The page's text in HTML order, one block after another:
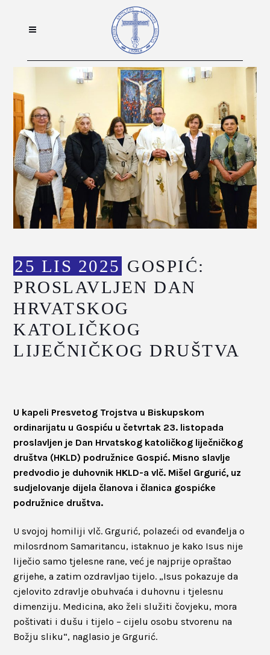
25 LIS 2025 GOSPIĆ:
PROSLAVLJEN DAN
HRVATSKOG
KATOLIČKOG
LIJEČNIČKOG DRUŠTVA
U kapeli Presvetog Trojstva u Biskupskom
ordinarijatu u Gospiću u četvrtak 23. listopada
proslavljen je Dan Hrvatskog katoličkog liječničkog
društva (HKLD) podružnice Gospić. Misno slavlje
predvodio je duhovnik HKLD-a vlč. Mišel Grgurić, uz
sudjelovanje dijela članova i članica gospićke
podružnice društva.
U svojoj homiliji vlč. Grgurić, polazeći od evanđelja o
milosrdnom Samaritancu, istaknuo je kako Isus nije
liječio samo tjelesne rane, već je najprije opraštao
grijehe, a zatim ozdravljao tijelo. „Isus pokazuje da
cjelovito zdravlje obuhvaća i duhovnu i tjelesnu
dimenziju. Medicina, ako želi služiti čovjeku, mora
poštivati i dušu i tijelo – cijelu osobu stvorenu na
Božju sliku“, naglasio je Grgurić.